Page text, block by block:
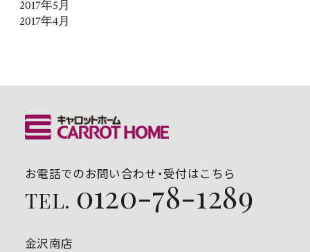
2017年5月
2017年4月
お電話でのお問い合わせ・受付はこちら
TEL. 0120-78-1289
金沢南店